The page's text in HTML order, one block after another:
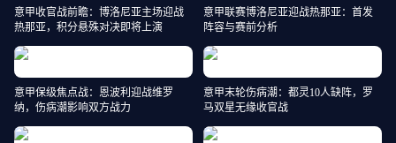
意甲收官战前瞻：博洛尼亚主场迎战
热那亚，积分悬殊对决即将上演
意甲联赛博洛尼亚迎战热那亚：首发
阵容与赛前分析
意甲保级焦点战：恩波利迎战维罗
纳，伤病潮影响双方战力
意甲末轮伤病潮：都灵10人缺阵，罗
马双星无缘收官战